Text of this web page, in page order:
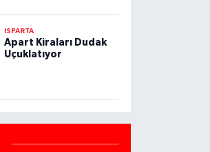
ISPARTA
Apart Kiraları Dudak
Uçuklatıyor